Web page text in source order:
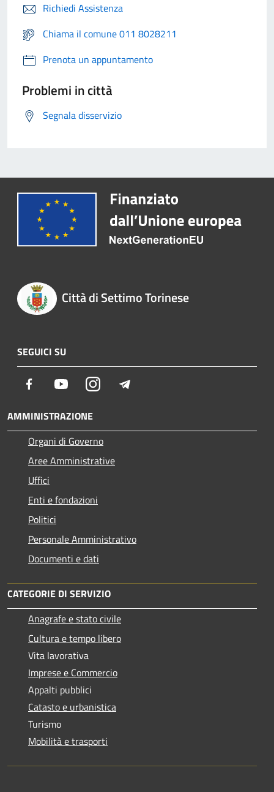
Richiedi Assistenza
Chiama il comune 011 8028211
Prenota un appuntamento
Problemi in città
Segnala disservizio
Città di Settimo Torinese
SEGUICI SU
Facebook YoutubeInstagram
AMMINISTRAZIONE
Organi di Governo
Aree Amministrative
Uffici
Enti e fondazioni
Politici
Personale Amministrativo
Documenti e dati
CATEGORIE DI SERVIZIO
Anagrafe e stato civile
Cultura e tempo libero
Vita lavorativa
Imprese e Commercio
Appalti pubblici
Catasto e urbanistica
Turismo
Mobilità e trasporti